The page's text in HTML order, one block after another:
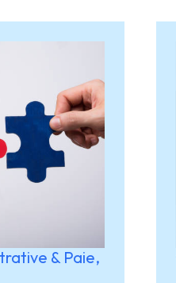
& Paie,